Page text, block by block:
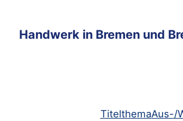
Inhalt
springen
Handwerk in Bremen und
TitelthemaAus-/